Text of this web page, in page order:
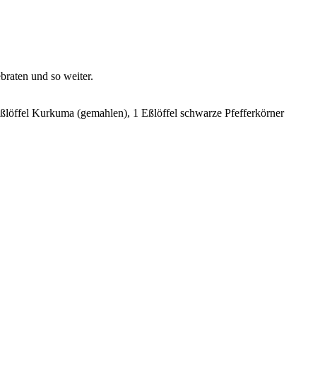
und so weiter.
Kurkuma (gemahlen), 1 Eßlöffel schwarze Pfefferkörner